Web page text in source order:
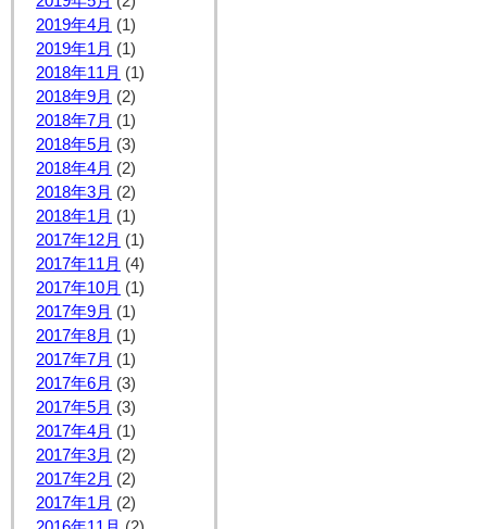
2019年4月 (1)
2019年1月 (1)
2018年11月 (1)
2018年9月 (2)
2018年7月 (1)
2018年5月 (3)
2018年4月 (2)
2018年3月 (2)
2018年1月 (1)
2017年12月 (1)
2017年11月 (4)
2017年10月 (1)
2017年9月 (1)
2017年8月 (1)
2017年7月 (1)
2017年6月 (3)
2017年5月 (3)
2017年4月 (1)
2017年3月 (2)
2017年2月 (2)
2017年1月 (2)